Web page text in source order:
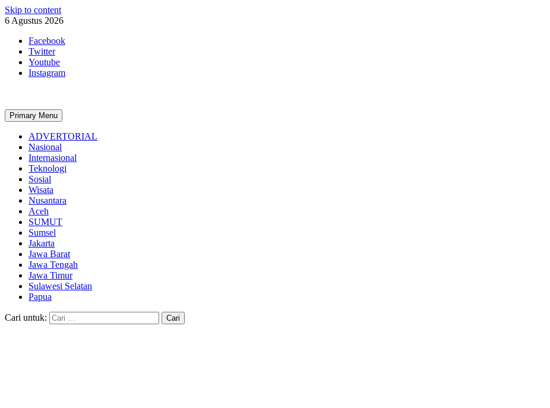
Skip to content
6 Agustus 2026
Facebook
Twitter
Youtube
Instagram
Primary Menu
ADVERTORIAL
Nasional
Internasional
Teknologi
Sosial
Wisata
Nusantara
Aceh
SUMUT
Sumsel
Jakarta
Jawa Barat
Jawa Tengah
Jawa Timur
Sulawesi Selatan
Papua
Cari untuk: